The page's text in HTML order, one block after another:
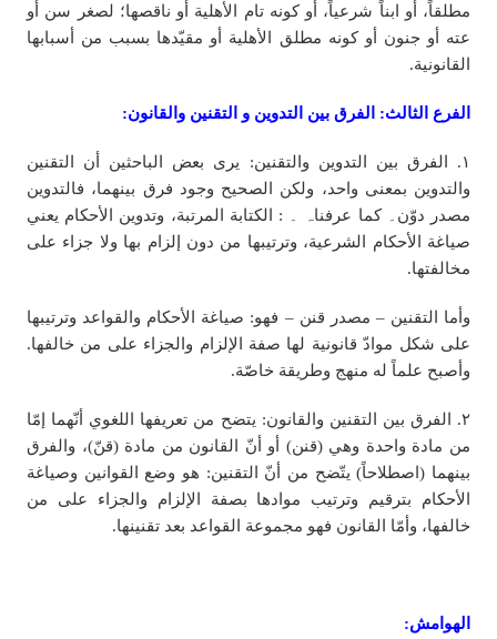
مطلقاً، أو ابناً شرعياً، أو كونه تام الأهلية أو ناقصها؛ لصغر سن أو
عته أو جنون أو كونه مطلق الأهلية أو مقيّدها بسبب من أسبابها
القانونية.
الفرع الثالث: الفرق بين التدوين و التقنين والقانون:
١. الفرق بين التدوين والتقنين: يرى بعض الباحثين أن التقنين
والتدوين بمعنى واحد، ولکن الصحیح وجود فرق بینھما، فالتدوین
مصدر دوّن۔ کما عرفناہ ۔ : الکتابة المرتبة، وتدوين الأحكام يعني
صياغة الأحكام الشرعية، وترتيبها من دون إلزام بها ولا جزاء على
مخالفتها.
وأما التقنين – مصدر قنن – فهو: صياغة الأحكام والقواعد وترتيبها
على شكل موادّ قانونية لها صفة الإلزام والجزاء على من خالفها.
وأصبح علماً له منهج وطريقة خاصّة.
٢. الفرق بين التقنين والقانون: يتضح من تعريفها اللغوي أنّهما إمّا
من مادة واحدة وهي (قنن) أو أنّ القانون من مادة (قنّ)، والفرق
بينهما (اصطلاحاً) يتّضح من أنّ التقنين: هو وضع القوانين وصياغة
الأحكام بترقيم وترتيب موادها بصفة الإلزام والجزاء على من
خالفها، وأمّا القانون فهو مجموعة القواعد بعد تقنينها.
الهوامش: